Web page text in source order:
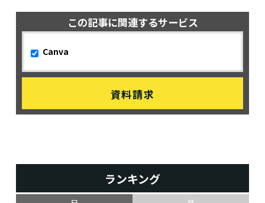
この記事に関連するサービス
Canva
ランキング